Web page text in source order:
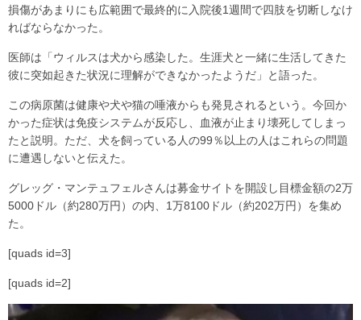
損傷があまりにも広範囲で最終的に入院後1週間で四肢を切断しなけ
ればならなかった。
医師は「ウィルスは犬から感染した。生涯犬と一緒に生活してきた
彼に突如起きた状況に理解ができなかったようだ」と語った。
この病原菌は健康や犬や猫の唾液からも発見されるという。今回か
かった症状は免疫システムが反応し、血液が止まり壊死してしまっ
たと説明。ただ、犬を飼っている人の99％以上の人はこれらの問題
に遭遇しないと伝えた。
グレッグ・マンテュフェルさんは募金サイトを開設し目標金額の2万
5000ドル（約280万円）の内、1万8100ドル（約202万円）を集め
た。
[quads id=3]
[quads id=2]